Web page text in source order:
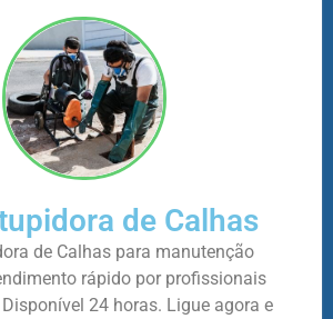
de Calhas
de Calhas para manutenção
rápido por profissionais
24 horas. Ligue agora e